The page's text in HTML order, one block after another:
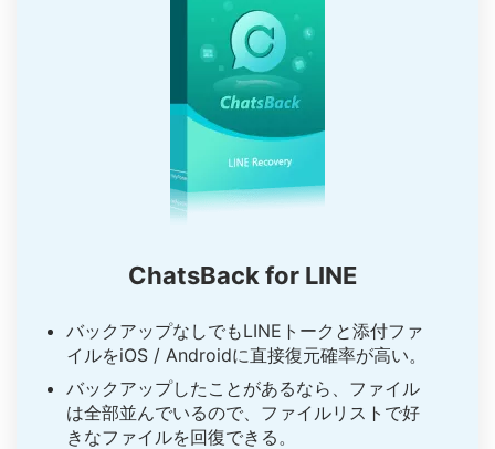
ChatsBack for LINE
バックアップなしでもLINEトークと添付ファ
イルをiOS / Androidに直接復元確率が高い。
バックアップしたことがあるなら、ファイル
は全部並んでいるので、ファイルリストで好
きなファイルを回復できる。